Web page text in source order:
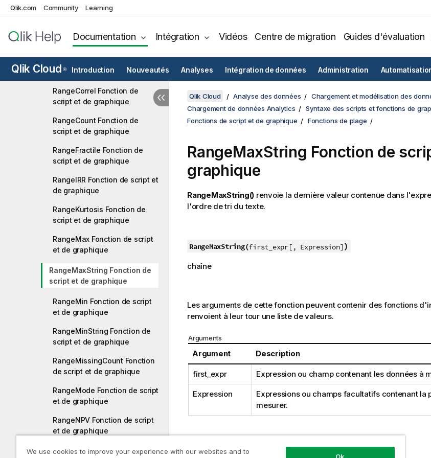
Qlik.com Community Learning
Documentation Intégration Vidéos Centre de migration Guides d'évaluation
Qlik Cloud ® Introduction Nouveautés Analyses Intégration de données Administration
Fonctions mathématiques
Fonctions de plage
et de graphique
RangeCorrel Fonction de
script et de graphique
RangeCount Fonction de
script et de graphique
RangeFractile Fonction de
script et de graphique
RangeIRR Fonction de script et
de graphique
RangeKurtosis Fonction de
script et de graphique
RangeMax Fonction de script
et de graphique
RangeMaxString Fonction de
script et de graphique
RangeMin Fonction de script
et de graphique
RangeMinString Fonction de
script et de graphique
RangeMissingCount Fonction
de script et de graphique
RangeMode Fonction de script
et de graphique
RangeNPV Fonction de script
et de graphique
RangeNullCount Fonction de
Qlik Cloud Analyse des données
Chargement et modélisation des
Chargement de données Analytics
Syntaxe des scripts et fonctions de
Fonctions de script et de graphique
Fonctions de plage
RangeMaxString Fonction de
graphique
RangeMaxString() renvoie la dernière valeur contenue dans
l'ordre de tri du texte.
RangeMaxString(first_expr[, Expression])
chaîne
Les arguments de cette fonction peuvent contenir des fonctions
renvoient à leur tour une liste de valeurs.
Arguments
Argument Description
first_expr Expression ou champ contenant les données à
Expression
Expressions ou champs facultatifs contenant la
mesurer.
We use cookies to improve your experience with our websites and to